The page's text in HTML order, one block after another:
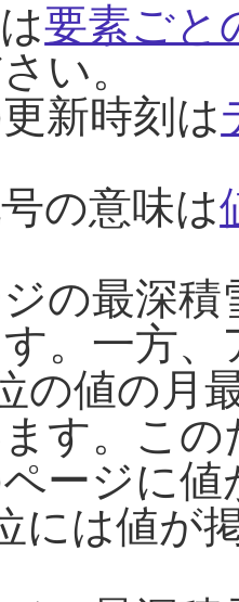
要素ごと
い。
新時刻は
の意味は
の最深
。一方
の値の月
す。こ
ージに
には値が